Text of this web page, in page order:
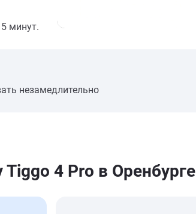
минут.
незамедлительно
4 Pro в Оренбурге